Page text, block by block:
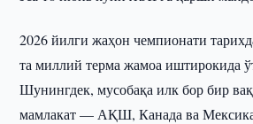
2026 йилги жаҳон чемпионати
та миллий терма жамоа иштирокида
Шунингдек, мусобақа илк бор бир
мамлакат — АҚШ, Канада ва